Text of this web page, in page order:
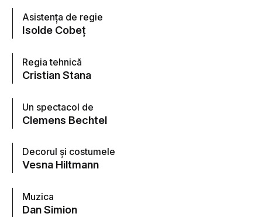
Asistenţa de regie
Isolde Cobeţ
Regia tehnică
Cristian Stana
Un spectacol de
Clemens Bechtel
Decorul şi costumele
Vesna Hiltmann
Muzica
Dan Simion